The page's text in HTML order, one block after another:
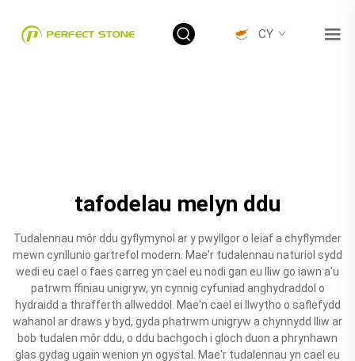
CY
tafodelau melyn ddu
Tudalennau môr ddu gyflymynol ar y pwyllgor o leiaf a chyflymder
mewn cynllunio gartrefol modern. Mae'r tudalennau naturiol sydd
wedi eu cael o faes carreg yn cael eu nodi gan eu lliw go iawn a'u
patrwm ffiniau unigryw, yn cynnig cyfuniad anghydraddol o
hydraidd a thrafferth allweddol. Mae'n cael ei llwytho o saflefydd
wahanol ar draws y byd, gyda phatrwm unigryw a chynnydd lliw ar
bob tudalen môr ddu, o ddu bachgoch i gloch duon a phrynhawn
glas gydag ugain wenion yn ogystal. Mae'r tudalennau yn cael eu